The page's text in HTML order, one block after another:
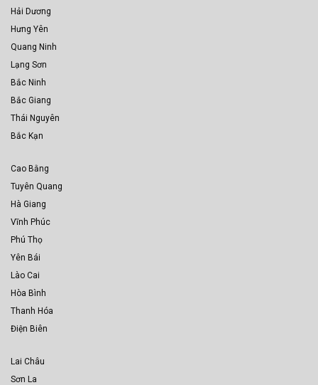
Hải Dương
Hưng Yên
Quang Ninh
Lạng Sơn
Bắc Ninh
Bắc Giang
Thái Nguyên
Bắc Kạn
Cao Bằng
Tuyên Quang
Hà Giang
Vĩnh Phúc
Phú Thọ
Yên Bái
Lào Cai
Hòa Bình
Thanh Hóa
Điện Biên
Lai Châu
Sơn La